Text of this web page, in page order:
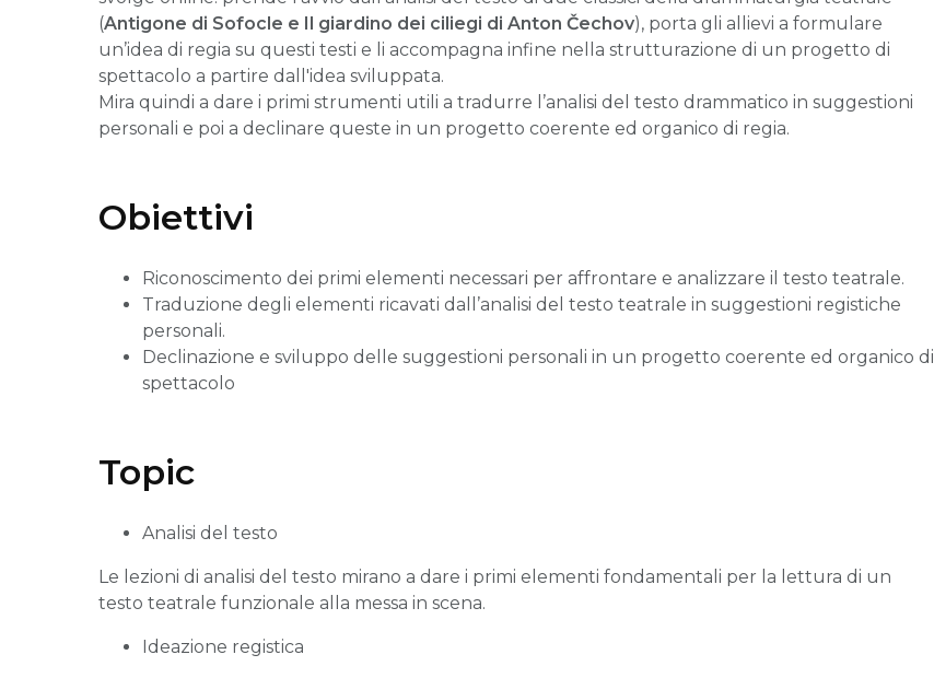
(Antigone di Sofocle e Il giardino dei ciliegi di Anton Čechov), porta gli allievi a formulare
un’idea di regia su questi testi e li accompagna infine nella strutturazione di un progetto di
spettacolo a partire dall'idea sviluppata.
Mira quindi a dare i primi strumenti utili a tradurre l’analisi del testo drammatico in suggestioni
personali e poi a declinare queste in un progetto coerente ed organico di regia.
Obiettivi
Riconoscimento dei primi elementi necessari per affrontare e analizzare il testo teatrale.
Traduzione degli elementi ricavati dall’analisi del testo teatrale in suggestioni registiche
personali.
Declinazione e sviluppo delle suggestioni personali in un progetto coerente ed organico di
spettacolo
Topic
Analisi del testo
Le lezioni di analisi del testo mirano a dare i primi elementi fondamentali per la lettura di un
testo teatrale funzionale alla messa in scena.
Ideazione registica